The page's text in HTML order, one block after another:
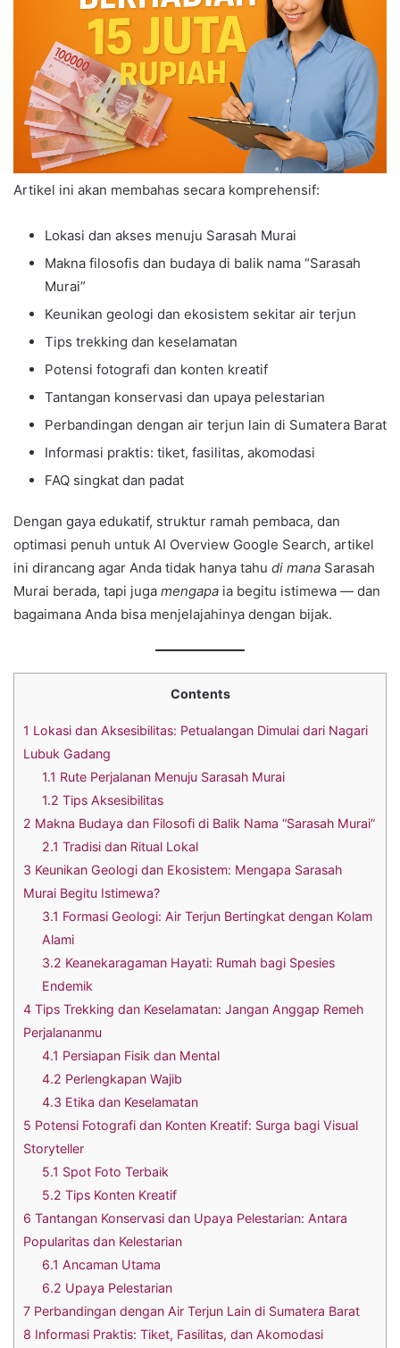
Artikel ini akan membahas secara komprehensif:
Lokasi dan akses menuju Sarasah Murai
Makna filosofis dan budaya di balik nama “Sarasah
Murai”
Keunikan geologi dan ekosistem sekitar air terjun
Tips trekking dan keselamatan
Potensi fotografi dan konten kreatif
Tantangan konservasi dan upaya pelestarian
Perbandingan dengan air terjun lain di Sumatera Barat
Informasi praktis: tiket, fasilitas, akomodasi
FAQ singkat dan padat
Dengan gaya edukatif, struktur ramah pembaca, dan
optimasi penuh untuk AI Overview Google Search, artikel
ini dirancang agar Anda tidak hanya tahu di mana Sarasah
Murai berada, tapi juga mengapa ia begitu istimewa — dan
bagaimana Anda bisa menjelajahinya dengan bijak.
Contents
1 Lokasi dan Aksesibilitas: Petualangan Dimulai dari Nagari
Lubuk Gadang
1.1 Rute Perjalanan Menuju Sarasah Murai
1.2 Tips Aksesibilitas
2 Makna Budaya dan Filosofi di Balik Nama “Sarasah Murai”
2.1 Tradisi dan Ritual Lokal
3 Keunikan Geologi dan Ekosistem: Mengapa Sarasah
Murai Begitu Istimewa?
3.1 Formasi Geologi: Air Terjun Bertingkat dengan Kolam
Alami
3.2 Keanekaragaman Hayati: Rumah bagi Spesies
Endemik
4 Tips Trekking dan Keselamatan: Jangan Anggap Remeh
Perjalananmu
4.1 Persiapan Fisik dan Mental
4.2 Perlengkapan Wajib
4.3 Etika dan Keselamatan
5 Potensi Fotografi dan Konten Kreatif: Surga bagi Visual
Storyteller
5.1 Spot Foto Terbaik
5.2 Tips Konten Kreatif
6 Tantangan Konservasi dan Upaya Pelestarian: Antara
Popularitas dan Kelestarian
6.1 Ancaman Utama
6.2 Upaya Pelestarian
7 Perbandingan dengan Air Terjun Lain di Sumatera Barat
8 Informasi Praktis: Tiket, Fasilitas, dan Akomodasi